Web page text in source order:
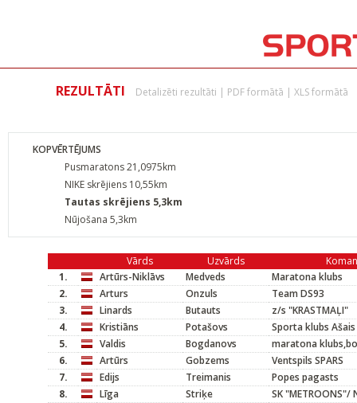
REZULTĀTI Detalizēti rezultāti | PDF formātā | XLS formātā
KOPVĒRTĒJUMS
Pusmaratons 21,0975km
NIKE skrējiens 10,55km
Tautas skrējiens 5,3km
Nūjošana 5,3km
Vārds Uzvārds
1.
Artūrs-Niklāvs Medveds
Maratona klubs
2.
Arturs Onzuls
Team DS93
3.
Linards Butauts
z/s "KRASTMAĻI"
4.
Kristiāns Potašovs
Sporta klubs Ašais
5.
Valdis Bogdanovs
maratona
6.
Artūrs Gobzems
Ventspils SPARS
7.
Edijs Treimanis
Popes pagasts
8.
Līga Striķe
SK "METROONS"/